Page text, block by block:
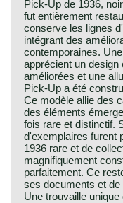
Pick-Up de 1936,
fut entièrement
conserve les lignes
intégrant des
contemporaines.
apprécient un
améliorées et une
Pick-Up a été
Ce modèle allie des
des éléments
fois rare et distinctif.
d'exemplaires furent
1936 rare et de
magnifiquement
parfaitement. Ce
ses documents et
Une trouvaille